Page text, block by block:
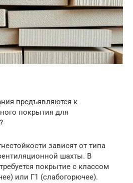
предъявляются к
покрытия для
зависят от типа
шахты. В
покрытие с классом
или Г1 (слабогорючее).